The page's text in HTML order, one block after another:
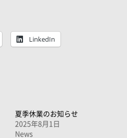
LinkedIn
夏季休業のお知らせ
2025年8月1日
News